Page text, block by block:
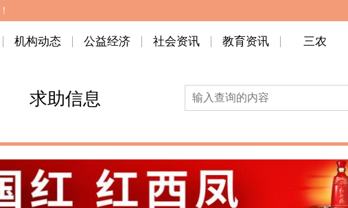
机构动态 公益经济 社会资讯 教育资讯 三农
求助信息